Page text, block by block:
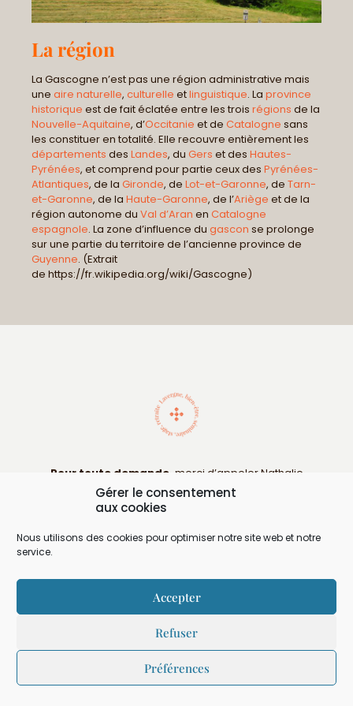
Gérer le consentement
aux cookies
Nous utilisons des cookies pour optimiser notre site web et notre
service.
Accepter
Refuser
Préférences
La région
La Gascogne n’est pas une région administrative mais
une aire naturelle, culturelle etlinguistique. La province
historique est de fait éclatée entre les trois régions de la
Nouvelle-Aquitaine, d’Occitanie et de Catalogne sans
les constituer en totalité. Elle recouvre entièrement les
départements des Landes, du Gers et des Hautes-
Pyrénées, et comprend pour partie ceux des Pyrénées-
Atlantiques, de la Gironde, de Lot-et-Garonne, de Tarn-
et-Garonne, de la Haute-Garonne, de l’Ariège et de la
région autonome du Val d’Aran en Catalogne
espagnole. La zone d’influence du gascon se prolonge
sur une partie du territoire de l’ancienne province de
Guyenne. (Extrait
de https://fr.wikipedia.org/wiki/Gascogne)
Pour toute demande, merci d’appeler Nathalie
au 06 74 92 93 52 ounathalie.touzain@gmail.com